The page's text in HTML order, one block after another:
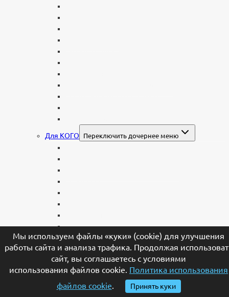
Мы используем файлы «куки» (cookie) для улучшения
работы сайта и анализа трафика. Продолжая
сайт, вы соглашаетесь с условиями
использования файлов cookie. Политика использования
файлов cookie. Принять куки
Для КОГО Переключить дочернее меню
Еврейские
Европейские
МАТЕРИАЛЫ
Стеклянные
Со стеклом